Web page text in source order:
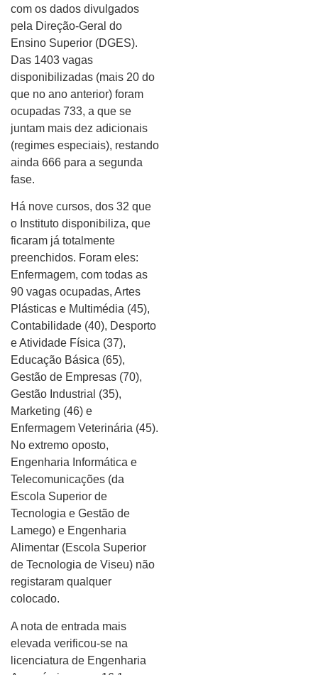
com os dados divulgados
pela Direção-Geral do
Ensino Superior (DGES).
Das 1403 vagas
disponibilizadas (mais 20 do
que no ano anterior) foram
ocupadas 733, a que se
juntam mais dez adicionais
(regimes especiais), restando
ainda 666 para a segunda
fase.
Há nove cursos, dos 32 que
o Instituto disponibiliza, que
ficaram já totalmente
preenchidos. Foram eles:
Enfermagem, com todas as
90 vagas ocupadas, Artes
Plásticas e Multimédia (45),
Contabilidade (40), Desporto
e Atividade Física (37),
Educação Básica (65),
Gestão de Empresas (70),
Gestão Industrial (35),
Marketing (46) e
Enfermagem Veterinária (45).
No extremo oposto,
Engenharia Informática e
Telecomunicações (da
Escola Superior de
Tecnologia e Gestão de
Lamego) e Engenharia
Alimentar (Escola Superior
de Tecnologia de Viseu) não
registaram qualquer
colocado.
A nota de entrada mais
elevada verificou-se na
licenciatura de Engenharia